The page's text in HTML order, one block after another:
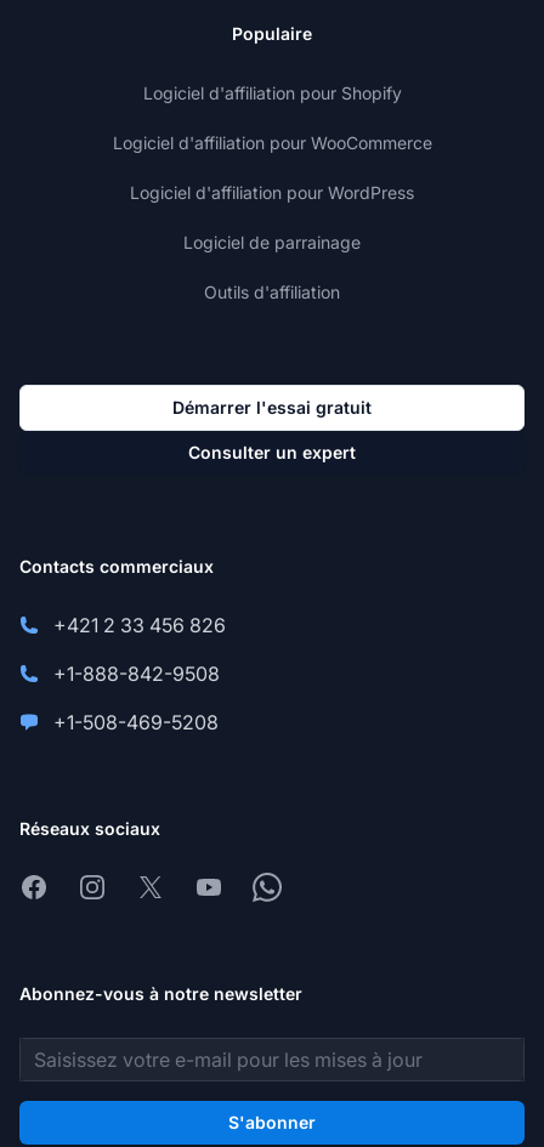
Populaire
Logiciel d'affiliation pour Shopify
Logiciel d'affiliation pour WooCommerce
Logiciel d'affiliation pour WordPress
Logiciel de parrainage
Outils d'affiliation
Démarrer l'essai gratuit
Consulter un expert
Contacts commerciaux
+421 2 33 456 826
+1-888-842-9508
+1-508-469-5208
Réseaux sociaux
FacebookInstagram
X YoutubeWhatsapp
Abonnez-vous à notre newsletter
Adresse e-mail
S'abonner